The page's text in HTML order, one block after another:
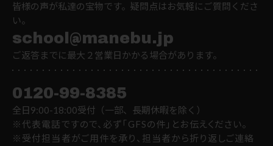
皆様の声が私達の宝物です。疑問点はお気軽にご質問くださ
い。
school@manebu.jp
ご返答までに最大２営業日かかる場合があります。
0120-99-8385
全日9:00-18:00受付（一部、長期休暇を除く）
※代表電話ですので、必ず「GFSの件」とお伝えください。
※受付担当者がご用件を承り、担当者から折り返しご連絡